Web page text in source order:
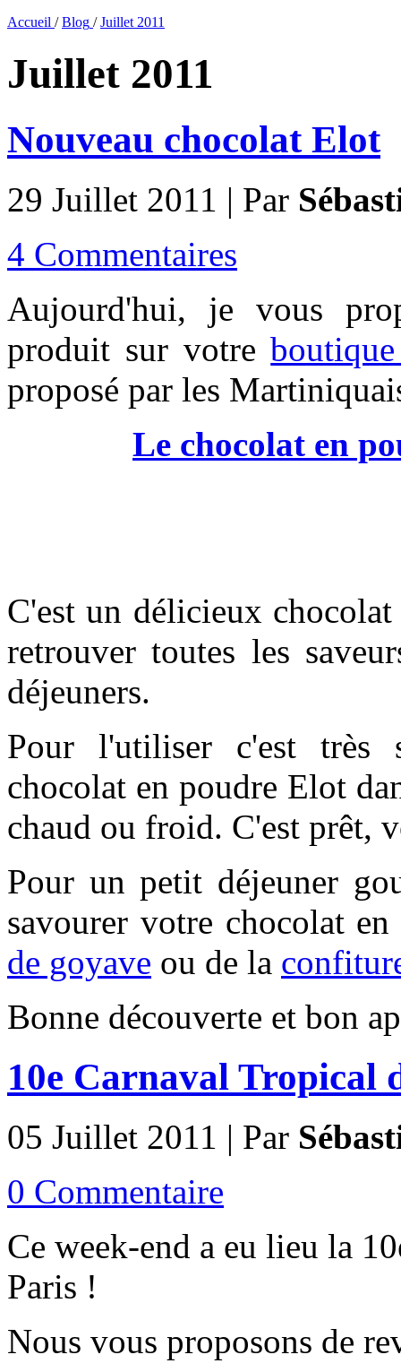
Accueil / Blog / Juillet 2011
Juillet 2011
Nouveau chocolat Elot
29 Juillet 2011 | Par
4 Commentaires
Aujourd'hui, je vous
produit sur votre
proposé par les
Le chocolat en
C'est un délicieux
retrouver toutes les
déjeuners.
Pour l'utiliser c'est très
chocolat en poudre Elot
chaud ou froid. C'est prêt,
Pour un petit déjeuner
savourer votre chocolat
de goyave ou de la
Bonne découverte et bon
10e Carnaval Tropical
05 Juillet 2011 | Par
0 Commentaire
Ce week-end a eu lieu la
Paris !
Nous vous proposons de